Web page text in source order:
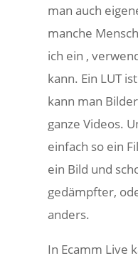
man auch
manche
ich ein ‚
kann. Ein LUT
kann man
ganze Videos.
einfach so ein
ein Bild und
gedämpfter,
anders.
In Ecamm Live